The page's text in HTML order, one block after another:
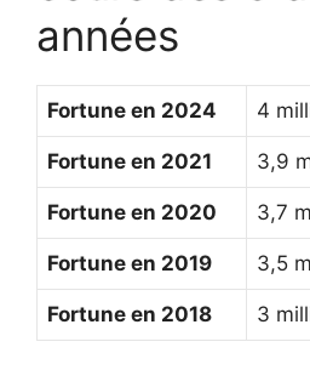
années
Fortune en 2024 4
Fortune en 2021 3,9
Fortune en 2020 3,7
Fortune en 2019 3,5
Fortune en 2018 3